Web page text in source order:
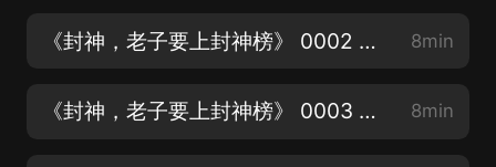
《封神，老子要上封神榜》 0002 做一名鐵骨錚錚的忠臣2(歡迎您的訂閱，評論，點讚) 8min
《封神，老子要上封神榜》 0003 陛下，請賜臣一死 01（歡迎您的收聽及關注） 8min